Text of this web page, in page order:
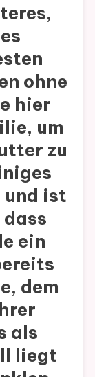
ohne
hier
um
zu
und ist
ein
dem
als
liegt